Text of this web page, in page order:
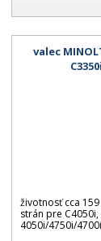
valec
životnosť cca
strán pre
4050i/4750i/4700i